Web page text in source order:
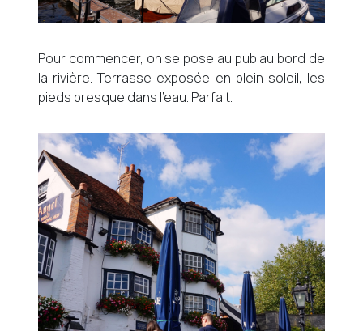
Pour commencer, on se pose au pub au bord de
la rivière. Terrasse exposée en plein soleil, les
pieds presque dans l’eau. Parfait.